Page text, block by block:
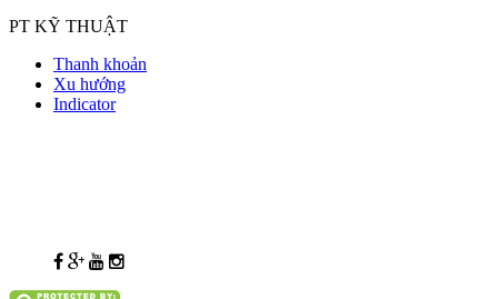
PT KỸ THUẬT
Thanh khoản
Xu hướng
Indicator